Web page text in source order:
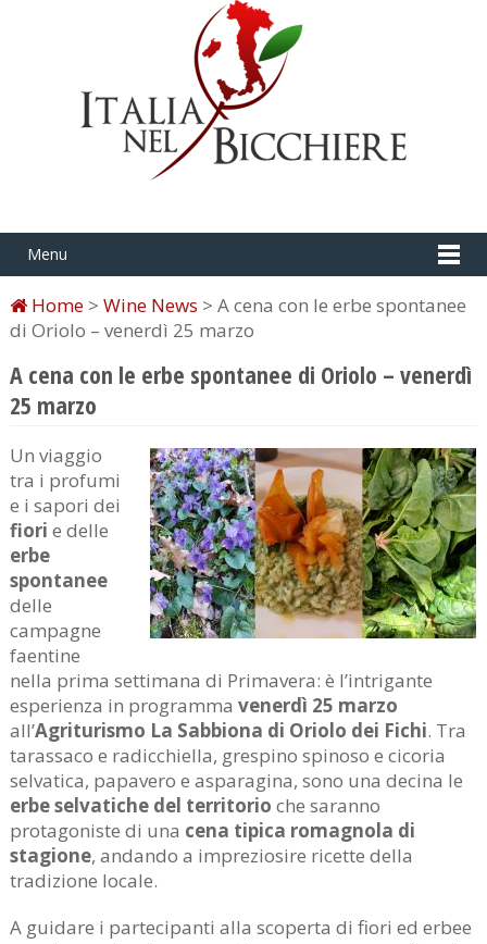
Menu
Home> Wine News > A cena con le erbe spontanee
di Oriolo – venerdì 25 marzo
A cena con le erbe spontanee di Oriolo – venerdì
25 marzo
Un viaggio
tra i profumi
e i sapori dei
fiori e delle
erbe
spontanee
delle
campagne
faentine
nella prima settimana di Primavera: è l’intrigante
esperienza in programma venerdì 25 marzo
all’Agriturismo La Sabbiona di Oriolo dei Fichi. Tra
tarassaco e radicchiella, grespino spinoso e cicoria
selvatica, papavero e asparagina, sono una decina le
erbe selvatiche del territorio che saranno
protagoniste di una cena tipica romagnola di
stagione, andando a impreziosire ricette della
tradizione locale.
A guidare i partecipanti alla scoperta di fiori ed erbee